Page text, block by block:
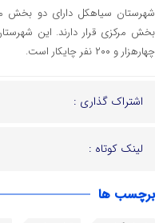
شهرستان سیاهکل دارای دو بخش
چهارهزار و ۲۰۰ نفر چایکار است.
اشتراک گذاری :
لینک کوتاه :
برچسب ها